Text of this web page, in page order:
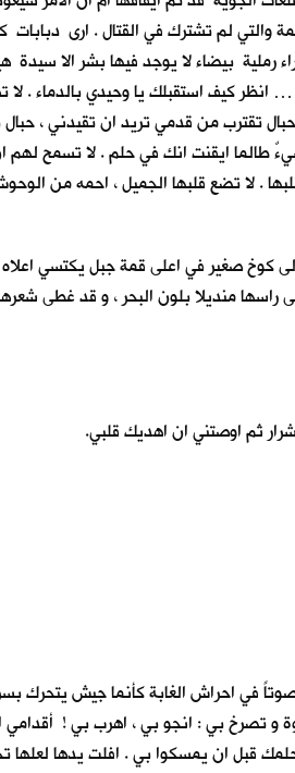
والتي لم تشترك في القتال . ارى
بيضاء لا يوجد فيها بشر الا سيدة
انظر كيف استقبلك يا وحيدي بالدماء .
تقترب من قدمي تريد ان تقيدني ،
ايقنت انك في حلم . لا تسمح لهم
. لا تضع قلبها الجميل ، احمه من
كوخ صغير في اعلى قمة جبل يكتسي
منديلا بلون البحر ، و قد غطى شعرها
ثم اوصتني ان اهديك قلبي.
في احراش الغابة كأنما جيش يتحرك
و تصرخ بي : انجو بي ، اهرب بي !
قبل ان يمسكوا بي . افلت يدها لعلها